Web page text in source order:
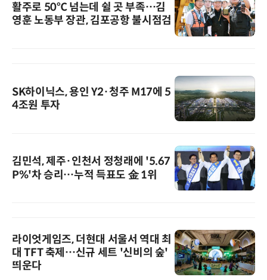
활주로 50℃ 넘는데 쉴 곳 부족…김
영훈 노동부 장관, 김포공항 불시점검
SK하이닉스, 용인 Y2·청주 M17에 5
4조원 투자
김민석, 제주·인천서 정청래에 '5.67
P%'차 승리…누적 득표도 金 1위
라이엇게임즈, 더현대 서울서 역대 최
대 TFT 축제…신규 세트 '신비의 숲'
띄운다